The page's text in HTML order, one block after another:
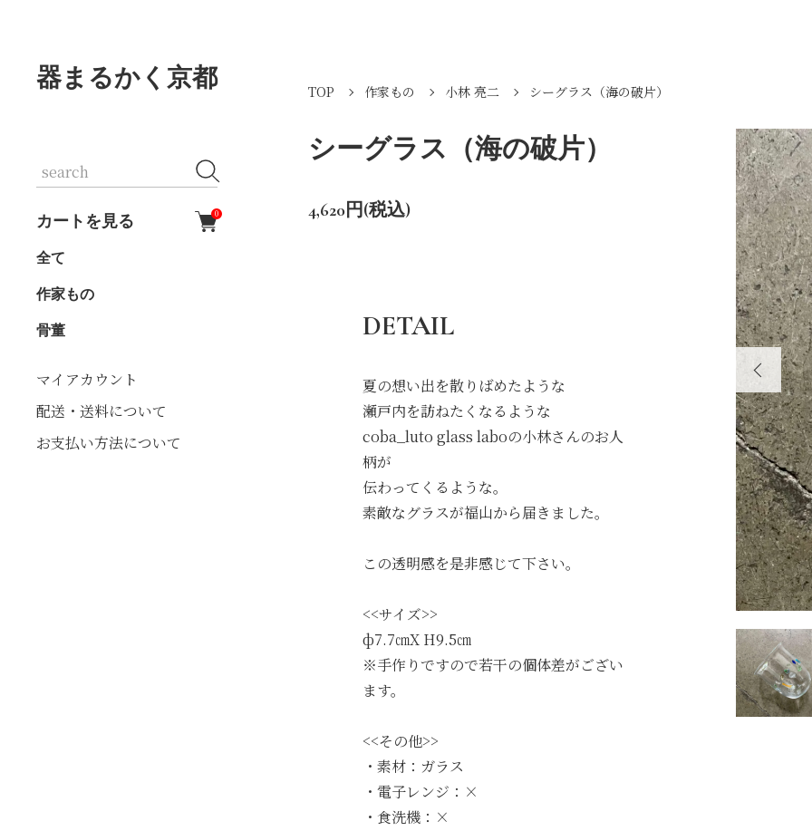
器まるかく京都
カートを見る 0
全て
作家もの
骨董
マイアカウント
配送・送料について
お支払い方法について
TOP 作家もの 小林 亮二 シーグラス（海の破片）
シーグラス（海の破片）
4,620円(税込)
DETAIL
夏の想い出を散りばめたような
瀬戸内を訪ねたくなるような
coba_luto glass laboの小林さんのお人
柄が
伝わってくるような。
素敵なグラスが福山から届きました。
この透明感を是非感じて下さい。
<<サイズ>>
ф7.7㎝X H9.5㎝
※手作りですので若干の個体差がござい
ます。
<<その他>>
・素材：ガラス
・電子レンジ：×
・食洗機：×